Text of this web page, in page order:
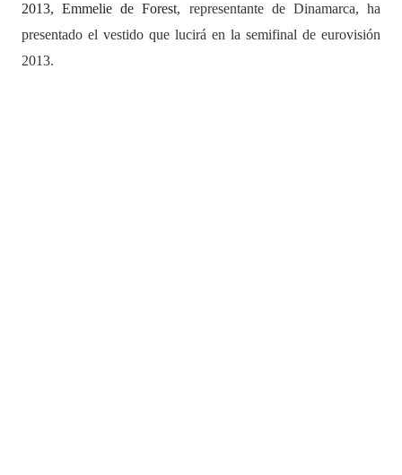
2013, Emmelie de Forest, representante de Dinamarca, ha
presentado el vestido que lucirá en la semifinal de eurovisión
2013.